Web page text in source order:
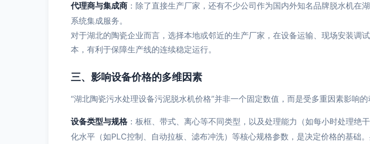
代理商与集成商 ：除了直接生产厂家，还有不少公司作为国内外知名品牌脱水机
系统集成服务。
对于湖北的陶瓷企业而言，选择本地或邻近的生产厂家，在设备运输、现场安装调
本，有利于保障生产线的连续稳定运行。
三、影响设备价格的多维因素
“湖北陶瓷污水处理设备污泥脱水机价格”并非一个固定数值，而是受多重因素影响
设备类型与规格 ：板框、带式、离心等不同类型，以及处理能力（如每小时处理
化水平（如PLC控制、自动拉板、滤布冲洗）等核心规格参数，是决定价格的基础